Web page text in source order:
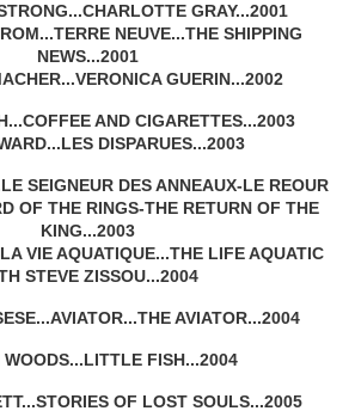
GRAY...2001
NEUVE...THE SHIPPING
NEWS...2001
GUERIN...2002
AND CIGARETTES...2003
DISPARUES...2003
SEIGNEUR DES ANNEAUX-LE REOUR
OF THE RINGS-THE RETURN OF THE
KING...2003
VIE AQUATIQUE...THE LIFE AQUATIC
STEVE ZISSOU...2004
AVIATOR...2004
WOODS...LITTLE FISH...2004
OF LOST SOULS...2005